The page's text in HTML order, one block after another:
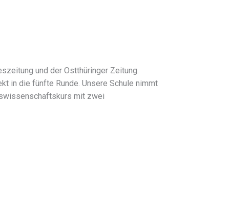
und der Ostthüringer Zeitung.
in die fünfte Runde. Unsere Schule nimmt
mit zwei